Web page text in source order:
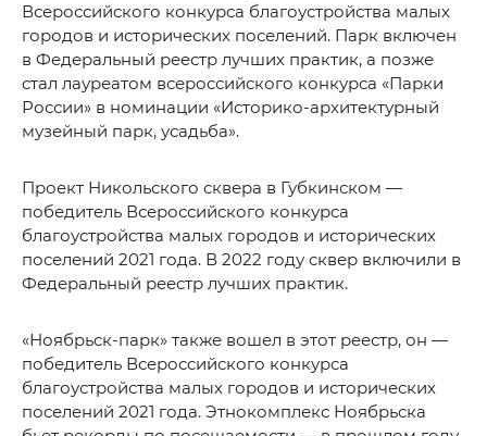
Всероссийского конкурса благоустройства малых
городов и исторических поселений. Парк включен
в Федеральный реестр лучших практик, а позже
стал лауреатом всероссийского конкурса «Парки
России» в номинации «Историко-архитектурный
музейный парк, усадьба».
Проект Никольского сквера в Губкинском —
победитель Всероссийского конкурса
благоустройства малых городов и исторических
поселений 2021 года. В 2022 году сквер включили в
Федеральный реестр лучших практик.
«Ноябрьск-парк» также вошел в этот реестр, он —
победитель Всероссийского конкурса
благоустройства малых городов и исторических
поселений 2021 года. Этнокомплекс Ноябрьска